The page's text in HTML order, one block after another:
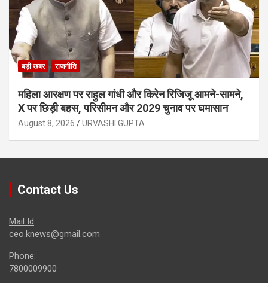
बड़ी खबर राजनीति
महिला आरक्षण पर राहुल गांधी और किरेन रिजिजू आमने-सामने,
X पर छिड़ी बहस, परिसीमन और 2029 चुनाव पर घमासान
August 8, 2026 URVASHI GUPTA
Contact Us
Mail Id
ceo.knews@gmail.com
Phone:
7800009900